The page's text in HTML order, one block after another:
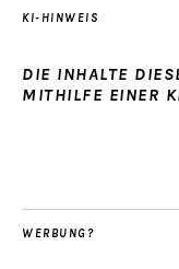
KI-HINWEIS
DIE INHALTE
MITHILFE EINER
WERBUNG?